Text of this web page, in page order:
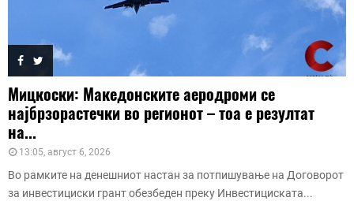
Мицкоски: Македонските аеродроми се
најбрзорастечки во регионот – тоа е резултат
на...
13:05, август 6, 2026
Во рамките на денешниот настан за потпишување на Договорот
за инвестициски грант обезбеден преку Инвестициската...